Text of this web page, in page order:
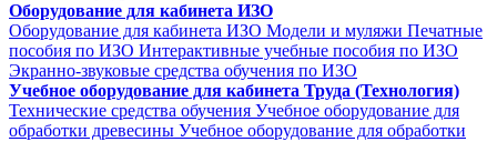
Оборудование для кабинета ИЗО
Оборудование для кабинета ИЗО Модели и муляжи Печатные
пособия по ИЗО Интерактивные учебные пособия по ИЗО
Экранно-звуковые средства обучения по ИЗО
Учебное оборудование для кабинета Труда (Технология)
Технические средства обучения Учебное оборудование для
обработки древесины Учебное оборудование для обработки